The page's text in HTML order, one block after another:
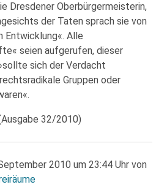
Dresdener Oberbürgermeisterin,
der Taten sprach sie von
Entwicklung«. Alle
seien aufgerufen, dieser
sich der Verdacht
Gruppen oder
32/2010)
2010 um 23:44 Uhr von